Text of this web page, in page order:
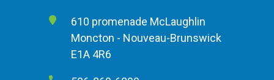
610 promenade McLaughlin
Moncton - Nouveau-Brunswick
E1A 4R6